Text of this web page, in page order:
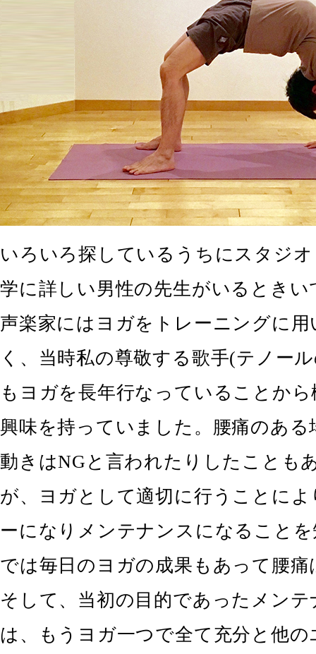
いろいろ探しているうちにスタジ
学に詳しい男性の先生がいるとき
声楽家にはヨガをトレーニングに
く、当時私の尊敬する歌手(テノー
もヨガを長年行なっていることか
興味を持っていました。腰痛のある
動きはNGと言われたりしたことも
が、ヨガとして適切に行うことに
ーになりメンテナンスになること
では毎日のヨガの成果もあって腰
そして、当初の目的であったメン
は、もうヨガ一つで全て充分と他